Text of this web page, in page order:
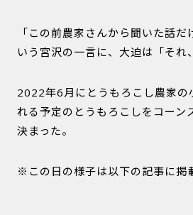
「この前農家さんから聞いた話
いう宮沢の一言に、大迫は「そ
2022年6月にとうもろこし農家の
れる予定のとうもろこしをコー
決まった。
※この日の様子は以下の記事に掲